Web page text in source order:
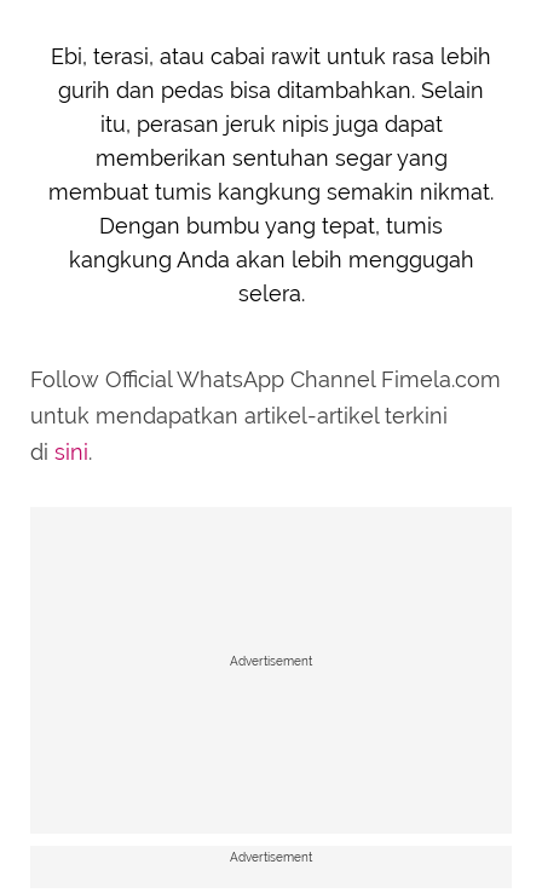
Ebi, terasi, atau cabai rawit untuk rasa lebih
gurih dan pedas bisa ditambahkan. Selain
itu, perasan jeruk nipis juga dapat
memberikan sentuhan segar yang
membuat tumis kangkung semakin nikmat.
Dengan bumbu yang tepat, tumis
kangkung Anda akan lebih menggugah
selera.
Follow Official WhatsApp Channel Fimela.com
untuk mendapatkan artikel-artikel terkini
di sini.
Advertisement
Advertisement